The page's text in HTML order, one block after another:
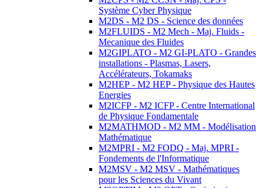
Système Cyber Physique
M2DS - M2 DS - Science des données
M2FLUIDS - M2 Mech - Maj. Fluids -
Mecanique des Fluides
M2GIPLATO - M2 GI-PLATO - Grandes
installations - Plasmas, Lasers,
Accélérateurs, Tokamaks
M2HEP - M2 HEP - Physique des Hautes
Energies
M2ICFP - M2 ICFP - Centre International
de Physique Fondamentale
M2MATHMOD - M2 MM - Modélisation
Mathématique
M2MPRI - M2 FODQ - Maj. MPRI -
Fondements de l'Informatique
M2MSV - M2 MSV - Mathématiques
pour les Sciences du Vivant